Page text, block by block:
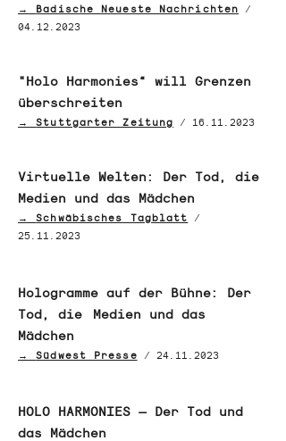
→ Badische Neueste Nachrichten /
04.12.2023
"Holo Harmonies“ will Grenzen
überschreiten
→Stuttgarter Zeitung / 16.11.2023
Virtuelle Welten: Der Tod, die
Medien und das Mädchen
→Schwäbisches Tagblatt
/
25.11.2023
Hologramme auf der Bühne: Der
Tod, die Medien und das
Mädchen
→Südwest Presse / 24.11.2023
HOLO HARMONIES – Der Tod und
das Mädchen